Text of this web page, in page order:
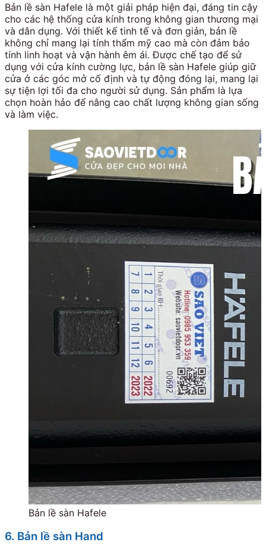
Bản lề sàn Hafele là một giải pháp hiện đại, đáng tin cậy
cho các hệ thống cửa kính trong không gian thương mại
và dân dụng. Với thiết kế tinh tế và đơn giản, bản lề
không chỉ mang lại tính thẩm mỹ cao mà còn đảm bảo
tính linh hoạt và vận hành êm ái. Được chế tạo để sử
dụng với cửa kính cường lực, bản lề sàn Hafele giúp giữ
cửa ở các góc mở cố định và tự động đóng lại, mang lại
sự tiện lợi tối đa cho người sử dụng. Sản phẩm là lựa
chọn hoàn hảo để nâng cao chất lượng không gian sống
và làm việc.
Bản lề sàn Hafele
6. Bản lề sàn Hand